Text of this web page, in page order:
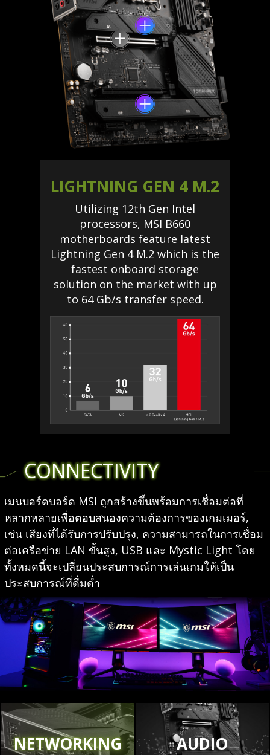
LIGHTNING GEN 4 M.2
Utilizing 12th Gen Intel
processors, MSI B660
motherboards feature latest
Lightning Gen 4 M.2 which is the
fastest onboard storage
solution on the market with up
to 64 Gb/s transfer speed.
CONNECTIVITY
เมนบอร์ดบอร์ด MSI ถูกสร้างขึ้นพร้อมการเชื่อมต่อที่
หลากหลายเพื่อตอบสนองความต้องการของเกมเมอร์,
เช่น เสียงที่ได้รับการปรับปรุง, ความสามารถในการเชื่อม
ต่อเครือข่าย LAN ขั้นสูง, USB และ Mystic Light โดย
ทั้งหมดนี้จะเปลี่ยนประสบการณ์การเล่นเกมให้เป็น
ประสบการณ์ที่ดื่มด่ำ
NETWORKING AUDIO